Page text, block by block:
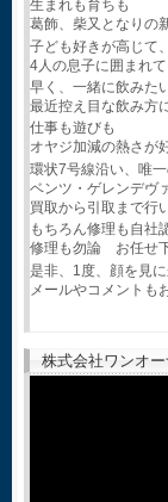
生まれも育ちも
葛飾、柴又となりの
子ども好きが高じて、
4人の息子に囲まれて
早く、一緒に飲みた
最近控え目な飲み方
仕事も遊びも
オヤジ加減の熱さが
環状7号線沿い、唯
ベンツ・ゲレンデヴ
買取から引取まで行
もちろん修理も自社
修理も勿論 お任せ下
是非、1度、顔を見に
メールやコメントも
株式会社ワンオ